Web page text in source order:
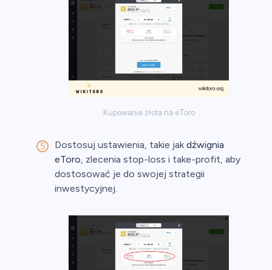
Kupowanie złota na eToro
Dostosuj ustawienia, takie jak dźwignia
eToro, zlecenia stop-loss i take-profit, aby
dostosować je do swojej strategii
inwestycyjnej.